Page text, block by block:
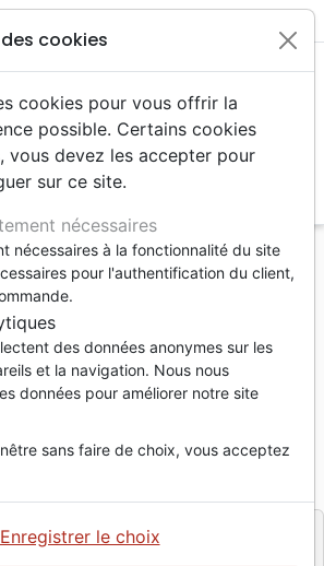
Evangelisation
divers
EAN9782826032267
de la Bible
cookies
cookies pour vous offrir la
possible. Certains cookies
vous devez les accepter pour
sur ce site.
nécessaires
nécessaires à la fonctionnalité du site
pour l'authentification du client,
des données anonymes sur les
et la navigation. Nous nous
données pour améliorer notre site
sans faire de choix, vous acceptez
Enregistrer le choix